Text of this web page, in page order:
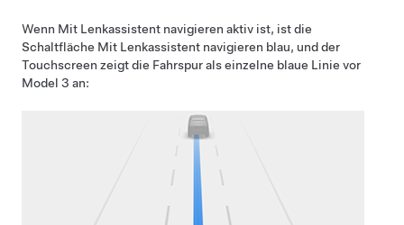
Wenn Mit Lenkassistent navigieren aktiv ist, ist die
Schaltfläche Mit Lenkassistent navigieren blau, und der
Touchscreen zeigt die Fahrspur als einzelne blaue Linie vor
Model 3 an: